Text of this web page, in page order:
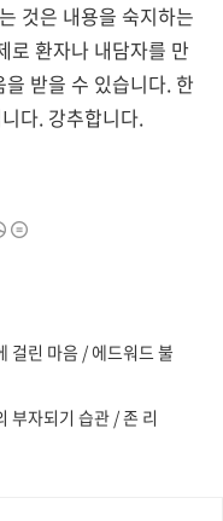
것은 내용을 숙지하는
로 환자나 내담자를 만
받을 수 있습니다. 한
다. 강추합니다.
걸린 마음 / 에드워드 불
부자되기 습관 / 존 리